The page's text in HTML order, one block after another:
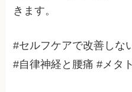
きます。
#セルフケアで改善しな
#自律神経と腰痛 #メタ